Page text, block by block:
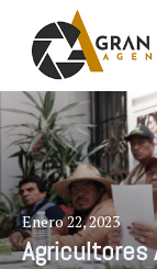
Enero 22, 2023